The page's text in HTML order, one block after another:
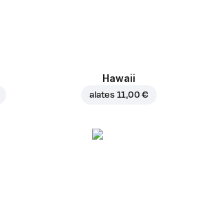
Hawaii
alates 11,00 €